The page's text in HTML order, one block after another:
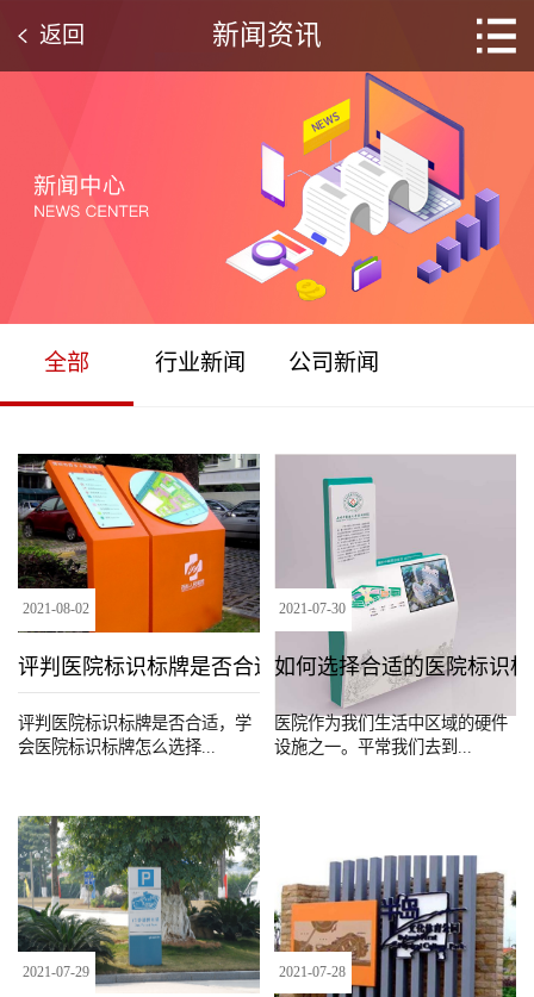
新闻资讯
返回
全部 行业新闻 公司新闻
2021-08-02
评判医院标识标牌是否合适的因素有哪些
评判医院标识标牌是否合适，学
会医院标识标牌怎么选择...
2021-07-30
如何选择合适的医院标识
医院作为我们生活中区域的硬件
设施之一。平常我们去到...
2021-07-29 2021-07-28